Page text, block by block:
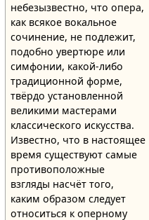
небезызвестно, что опера,
как всякое вокальное
сочинение, не подлежит,
подобно увертюре или
симфонии, какой-либо
традиционной форме,
твёрдо установленной
великими мастерами
классического искусства.
Известно, что в настоящее
время существуют самые
противоположные
взгляды насчёт того,
каким образом следует
относиться к оперному